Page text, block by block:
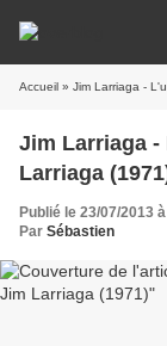
Accueil » Jim Larriaga -
Jim Larriaga
Larriaga
Publié le 23/07/2013
Par Sébastien